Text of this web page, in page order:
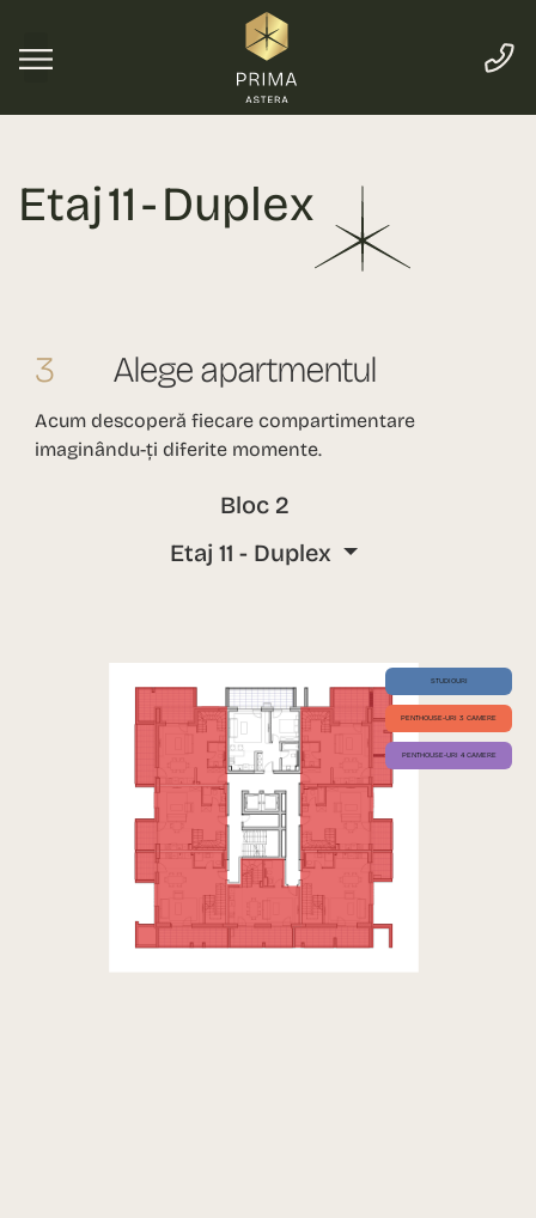
Etaj 11 - Duplex
3 Alege apartmentul
Acum descoperă fiecare compartimentare
imaginându-ți diferite momente.
Bloc 2
Etaj 11 - Duplex
STUDIOURI
PENTHOUSE-URI 3 CAMERE
PENTHOUSE-URI 4 CAMERE